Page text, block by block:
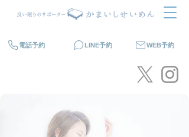
LINE予約 WEB予約
電話予約